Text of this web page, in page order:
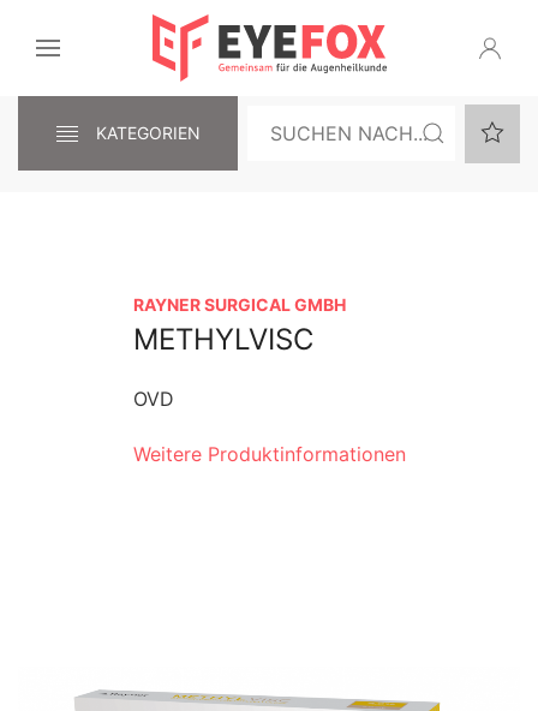
KATEGORIEN
RAYNER SURGICAL GMBH
METHYLVISC
OVD
Weitere Produktinformationen